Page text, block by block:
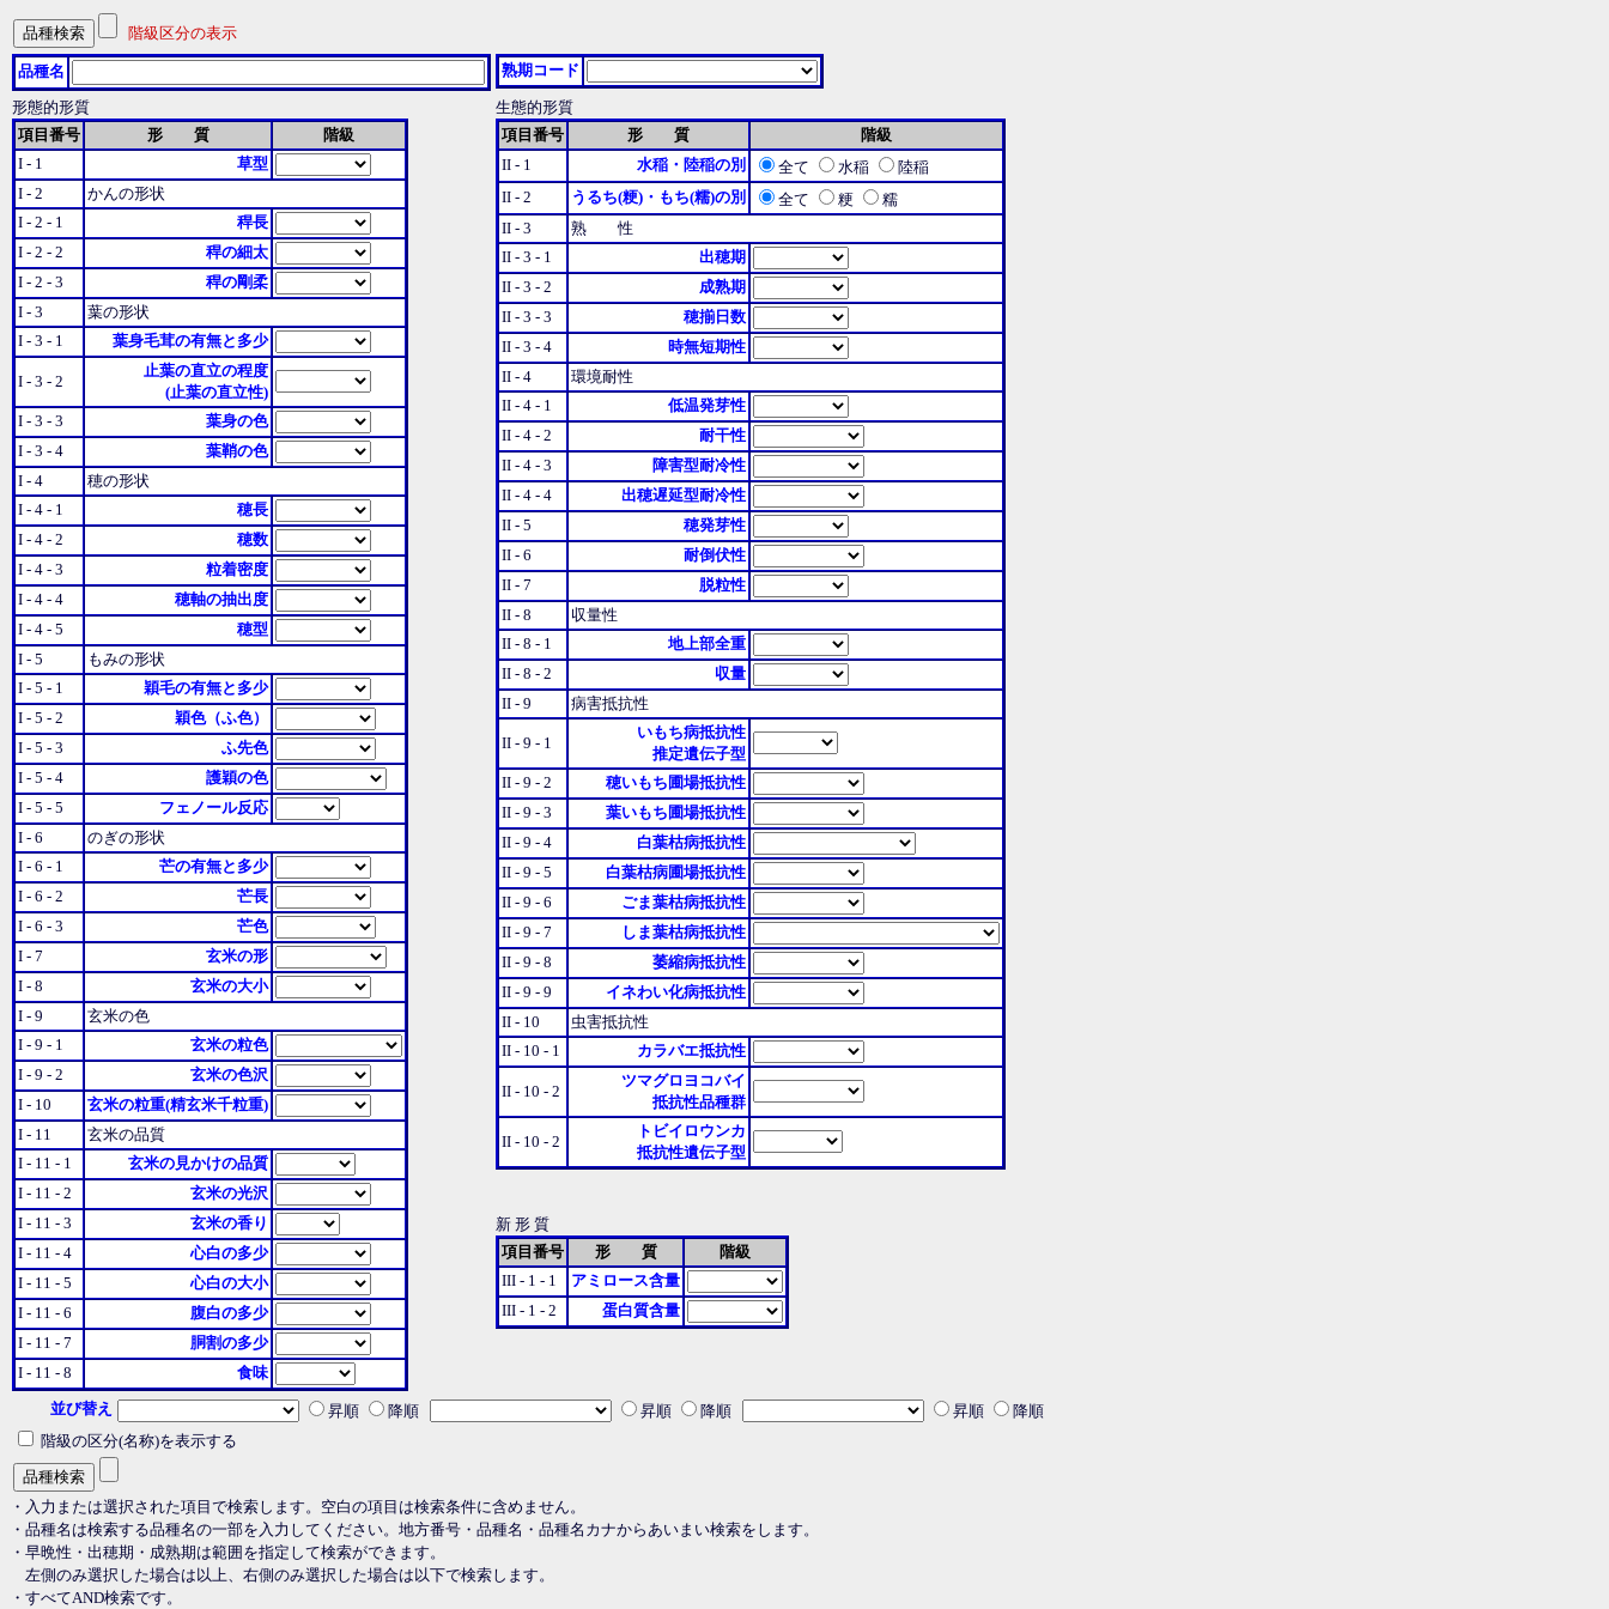
階級区分の表示
品種名 熟期コード
形態的形質
項目番号
形 質
階級
I - 1
草型
I - 2
かんの形状
I - 2 - 1
稈長
I - 2 - 2
稈の細太
I - 2 - 3
稈の剛柔
I - 3
葉の形状
I - 3 - 1
葉身毛茸の有無と多少
I - 3 - 2
止葉の直立の程度
(止葉の直立性)
I - 3 - 3
葉身の色
I - 3 - 4
葉鞘の色
I - 4
穂の形状
I - 4 - 1
穂長
I - 4 - 2
穂数
I - 4 - 3
粒着密度
I - 4 - 4
穂軸の抽出度
I - 4 - 5
穂型
I - 5
もみの形状
I - 5 - 1
穎毛の有無と多少
I - 5 - 2
穎色（ふ色）
I - 5 - 3
ふ先色
I - 5 - 4
護穎の色
I - 5 - 5
フェノール反応
I - 6
のぎの形状
I - 6 - 1
芒の有無と多少
I - 6 - 2
芒長
I - 6 - 3
芒色
I - 7
玄米の形
I - 8
玄米の大小
I - 9
玄米の色
I - 9 - 1
玄米の粒色
I - 9 - 2
玄米の色沢
I - 10
玄米の粒重(精玄米千粒重)
I - 11
玄米の品質
I - 11 - 1
玄米の見かけの品質
I - 11 - 2
玄米の光沢
I - 11 - 3
玄米の香り
I - 11 - 4
心白の多少
I - 11 - 5
心白の大小
I - 11 - 6
腹白の多少
I - 11 - 7
胴割の多少
I - 11 - 8
食味
生態的形質
項目番号
形 質
階級
II - 1
水稲・陸稲の別 全て 水稲
陸稲
II - 2
うるち(粳)・もち(糯)の別 全て 粳
糯
II - 3
熟 性
II - 3 - 1
出穂期
II - 3 - 2
成熟期
II - 3 - 3
穂揃日数
II - 3 - 4
時無短期性
II - 4
環境耐性
II - 4 - 1
低温発芽性
II - 4 - 2
耐干性
II - 4 - 3
障害型耐冷性
II - 4 - 4
出穂遅延型耐冷性
II - 5
穂発芽性
II - 6
耐倒伏性
II - 7
脱粒性
II - 8
収量性
II - 8 - 1
地上部全重
II - 8 - 2
収量
II - 9
病害抵抗性
II - 9 - 1
いもち病抵抗性
推定遺伝子型
II - 9 - 2
穂いもち圃場抵抗性
II - 9 - 3
葉いもち圃場抵抗性
II - 9 - 4
白葉枯病抵抗性
II - 9 - 5
白葉枯病圃場抵抗性
II - 9 - 6
ごま葉枯病抵抗性
II - 9 - 7
しま葉枯病抵抗性
II - 9 - 8
萎縮病抵抗性
II - 9 - 9
イネわい化病抵抗性
II - 10
虫害抵抗性
II - 10 - 1
カラバエ抵抗性
II - 10 - 2
ツマグロヨコバイ
抵抗性品種群
II - 10 - 2
トビイロウンカ
抵抗性遺伝子型
新 形 質
項目番号
形 質
階級
III - 1 - 1
アミロース含量
III - 1 - 2
蛋白質含量
並び替え 昇順 降順 昇順 降順 昇順
降順
階級の区分(名称)を表示する
・入力または選択された項目で検索します。空白の項目は検索条件に含めません。
・品種名は検索する品種名の一部を入力してください。地方番号・品種名・品種名カナからあいまい検索をします。
・早晩性・出穂期・成熟期は範囲を指定して検索ができます。
左側のみ選択した場合は以上、右側のみ選択した場合は以下で検索します。
・すべてAND検索です。